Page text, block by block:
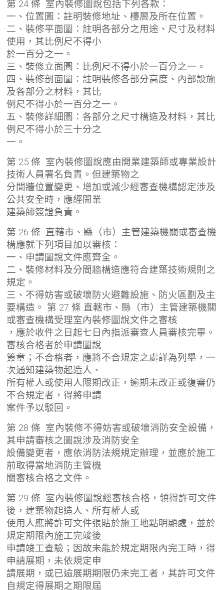
第 24 條 室內裝修圖說包括下列各款：
一、位置圖：註明裝修地址、樓層及所在位置。
二、裝修平面圖：註明各部分之用途、尺寸及材料
使用，其比例尺不得小
於一百分之一。
三、裝修立面圖：比例尺不得小於一百分之一。
四、裝修剖面圖：註明裝修各部分高度、內部設施
及各部分之材料，其比
例尺不得小於一百分之一。
五、裝修詳細圖：各部分之尺寸構造及材料，其比
例尺不得小於三十分之
一。
第 25 條 室內裝修圖說應由開業建築師或專業設計
技術人員署名負責。但建築物之
分間牆位置變更、增加或減少經審查機構認定涉及
公共安全時，應經開業
建築師簽證負責。
第 26 條 直轄市、縣（市）主管建築機關或審查機
構應就下列項目加以審核：
一、申請圖說文件應齊全。
二、裝修材料及分間牆構造應符合建築技術規則之
規定。
三、不得妨害或破壞防火避難設施、防火區劃及主
要構造。 第 27 條 直轄市、縣（市）主管建築機關
或審查機構受理室內裝修圖說文件之審核
，應於收件之日起七日內指派審查人員審核完畢。
審核合格者於申請圖說
簽章；不合格者，應將不合規定之處詳為列舉，一
次通知建築物起造人、
所有權人或使用人限期改正，逾期未改正或復審仍
不合規定者，得將申請
案件予以駁回。
第 28 條 室內裝修不得妨害或破壞消防安全設備，
其申請審核之圖說涉及消防安全
設備變更者，應依消防法規規定辦理，並應於施工
前取得當地消防主管機
關審核合格之文件。
第 29 條 室內裝修圖說經審核合格，領得許可文件
後，建築物起造人、所有權人或
使用人應將許可文件張貼於施工地點明顯處，並於
規定期限內施工完竣後
申請竣工查驗；因故未能於規定期限內完工時，得
申請展期，未依規定申
請展期，或已逾展期期限仍未完工者，其許可文件
自規定得展期之期限屆